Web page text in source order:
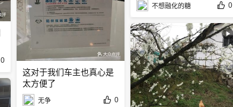
0
这对于我们车主也真心是
太方便了
无争 0
不想融化的糖 0